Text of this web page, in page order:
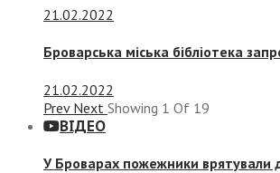
21.02.2022
Броварська міська бібліотека
21.02.2022
Prev Next Showing 1 Of 19
ВІДЕО
У Броварах пожежники врятували